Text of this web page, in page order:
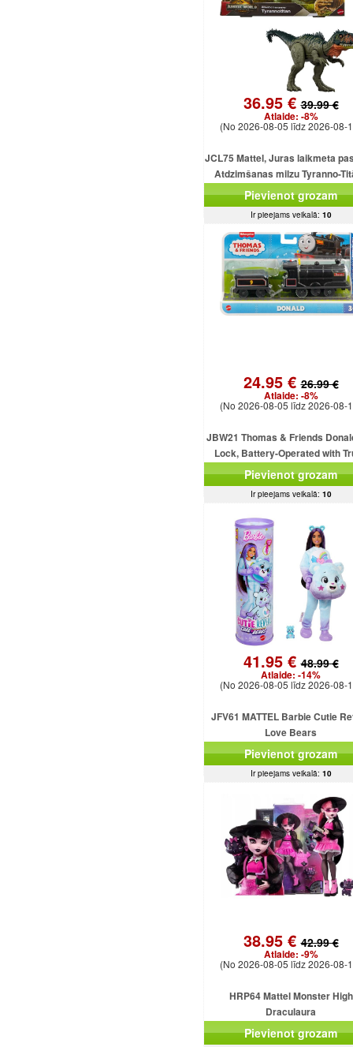
36.95 €39.99 €
Atlaide: -8%
(No 2026-08-05 līdz 2026-08-
JCL75 Mattel, Juras laikmeta
Atdzimšanas milzu Tyranno-
uzbrukuma dinozaura
Pievienot grozam
Ir pieejams veikalā: 10
24.95 €26.99 €
Atlaide: -8%
(No 2026-08-05 līdz 2026-08-
JBW21 Thomas & Friends
Lock, Battery-Operated with
MATTEL
Pievienot grozam
Ir pieejams veikalā: 10
41.95 €48.99 €
Atlaide: -14%
(No 2026-08-05 līdz 2026-08-
JFV61 MATTEL Barbie Cutie
Love Bears
Pievienot grozam
Ir pieejams veikalā: 10
38.95 €42.99 €
Atlaide: -9%
(No 2026-08-05 līdz 2026-08-
HRP64 Mattel Monster High
Draculaura
Pievienot grozam